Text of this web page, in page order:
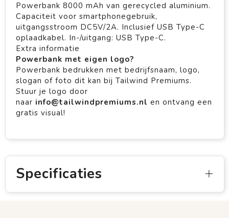
Powerbank 8000 mAh van gerecycled aluminium.
Capaciteit voor smartphonegebruik,
uitgangsstroom DC5V/2A. Inclusief USB Type-C
oplaadkabel. In-/uitgang: USB Type-C.
Extra informatie
Powerbank met eigen logo?
Powerbank bedrukken met bedrijfsnaam, logo,
slogan of foto dit kan bij Tailwind Premiums.
Stuur je logo door
naar info@tailwindpremiums.nl en ontvang een
gratis visual!
Specificaties